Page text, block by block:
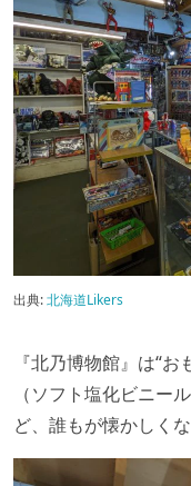
出典:北海道Likers
『北乃博物館』は“
（ソフト塩化ビニー
ど、誰もが懐かしく